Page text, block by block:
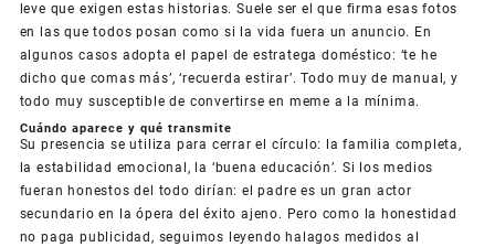
leve que exigen estas historias. Suele ser el que firma esas fotos
en las que todos posan como si la vida fuera un anuncio. En
algunos casos adopta el papel de estratega doméstico: ‘te he
dicho que comas más’, ‘recuerda estirar’. Todo muy de manual, y
todo muy susceptible de convertirse en meme a la mínima.
Cuándo aparece y qué transmite
Su presencia se utiliza para cerrar el círculo: la familia completa,
la estabilidad emocional, la ‘buena educación’. Si los medios
fueran honestos del todo dirían: el padre es un gran actor
secundario en la ópera del éxito ajeno. Pero como la honestidad
no paga publicidad, seguimos leyendo halagos medidos al